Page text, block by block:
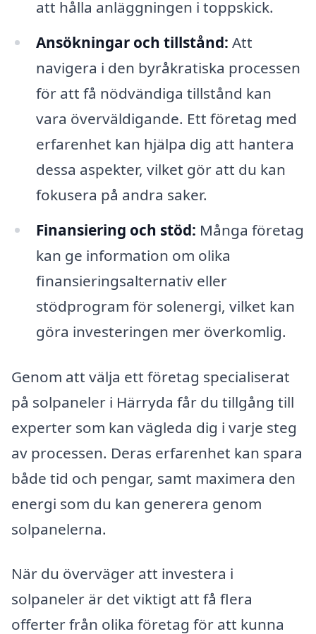
att hålla anläggningen i toppskick.
Ansökningar och tillstånd: Att
navigera i den byråkratiska processen
för att få nödvändiga tillstånd kan
vara överväldigande. Ett företag med
erfarenhet kan hjälpa dig att hantera
dessa aspekter, vilket gör att du kan
fokusera på andra saker.
Finansiering och stöd: Många företag
kan ge information om olika
finansieringsalternativ eller
stödprogram för solenergi, vilket kan
göra investeringen mer överkomlig.
Genom att välja ett företag specialiserat
på solpaneler i Härryda får du tillgång till
experter som kan vägleda dig i varje steg
av processen. Deras erfarenhet kan spara
både tid och pengar, samt maximera den
energi som du kan generera genom
solpanelerna.
När du överväger att investera i
solpaneler är det viktigt att få flera
offerter från olika företag för att kunna